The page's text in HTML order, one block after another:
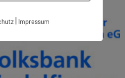
| Impressum